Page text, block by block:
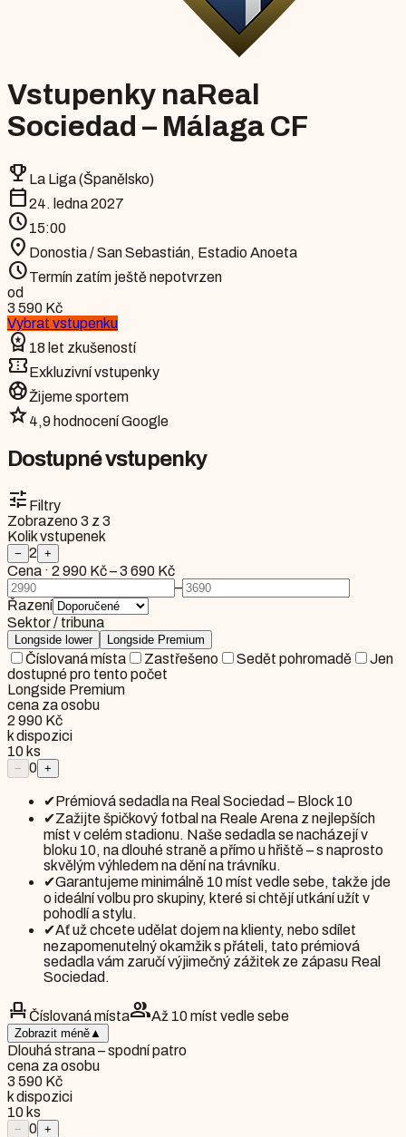
Vstupenky naReal
Sociedad – Málaga CF
emoji_events La Liga (Španělsko)
calendar_today24. ledna 2027
schedule15:00
location_on Donostia / San Sebastián, Estadio Anoeta
scheduleTermín zatím ještě nepotvrzen
od
3 590 Kč
Vybrat vstupenku
workspace_premium 18 let zkušeností
confirmation_numberExkluzivní vstupenky
sports_soccerŽijeme sportem
star4,9 hodnocení Google
Dostupné vstupenky
tune Filtry
Zobrazeno3 z 3
Kolik vstupenek
− 2 +
Cena · 2 990 Kč–3 690 Kč
–
Řazení
Sektor / tribuna
Longside lower Longside Premium
Číslovaná místa Zastřešeno Sedět pohromadě
Jen
dostupné pro tento počet
Longside Premium
cena za osobu
2 990 Kč
k dispozici
10 ks
− 0 +
✔Prémiová sedadla na Real Sociedad – Block 10
✔Zažijte špičkový fotbal na Reale Arena z nejlepších
míst v celém stadionu. Naše sedadla se nacházejí v
bloku 10, na dlouhé straně a přímo u hřiště – s naprosto
skvělým výhledem na dění na trávníku.
✔Garantujeme minimálně 10 míst vedle sebe, takže jde
o ideální volbu pro skupiny, které si chtějí utkání užít v
pohodlí a stylu.
✔Ať už chcete udělat dojem na klienty, nebo sdílet
nezapomenutelný okamžik s přáteli, tato prémiová
sedadla vám zaručí výjimečný zážitek ze zápasu Real
Sociedad.
event_seatČíslovaná místagroupAž 10 míst vedle sebe
Zobrazit méně ▲
Dlouhá strana – spodní patro
cena za osobu
3 590 Kč
k dispozici
10 ks
− 0 +